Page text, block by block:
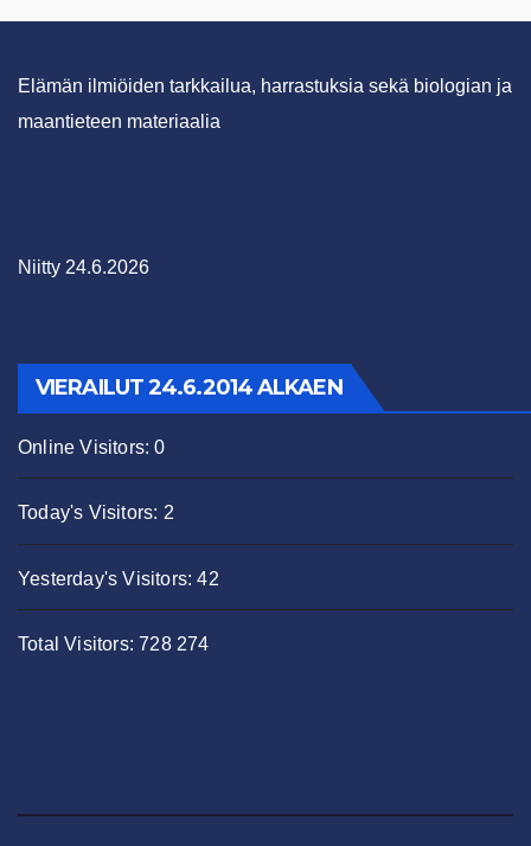
Elämän ilmiöiden tarkkailua, harrastuksia sekä biologian ja
maantieteen materiaalia
Niitty 24.6.2026
VIERAILUT 24.6.2014 ALKAEN
Online Visitors:0
Today's Visitors: 2
Yesterday's Visitors:42
Total Visitors:728 274